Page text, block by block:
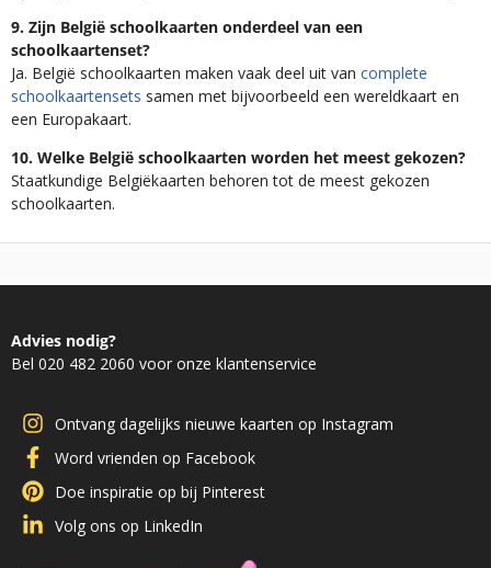
9. Zijn België schoolkaarten onderdeel van een
schoolkaartenset?
Ja. België schoolkaarten maken vaak deel uit van complete
schoolkaartensets samen met bijvoorbeeld een wereldkaart en
een Europakaart.
10. Welke België schoolkaarten worden het meest gekozen?
Staatkundige Belgiëkaarten behoren tot de meest gekozen
schoolkaarten.
Advies nodig?
Bel 020 482 2060 voor onze klantenservice
Ontvang dagelijks nieuwe kaarten op Instagram
Word vrienden op Facebook
Doe inspiratie op bij Pinterest
Volg ons op LinkedIn